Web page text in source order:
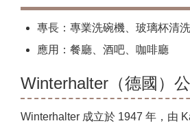
專長：專業洗碗機、玻璃杯清
應用：餐廳、酒吧、咖啡廳
Winterhalter（德國）
Winterhalter 成立於 1947 年，由